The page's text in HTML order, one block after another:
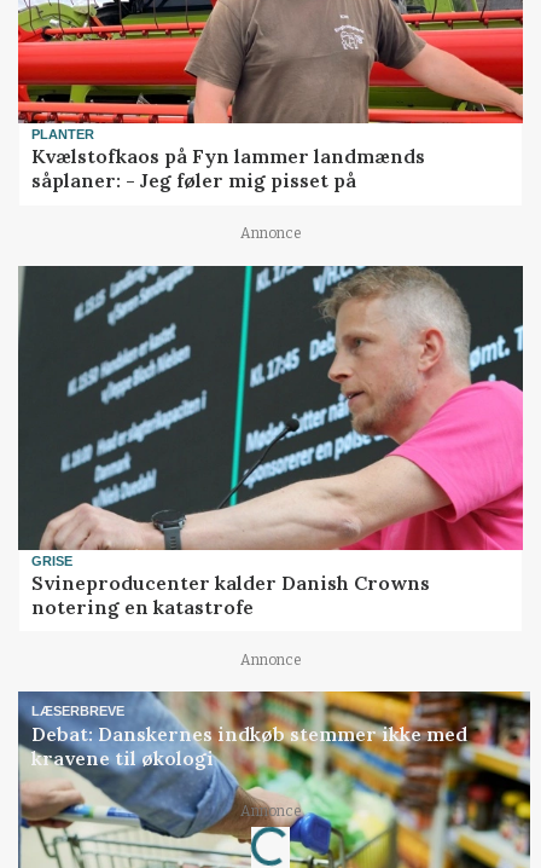
PLANTER
Kvælstofkaos på Fyn lammer landmænds
såplaner: - Jeg føler mig pisset på
Annonce
GRISE
Svineproducenter kalder Danish Crowns
notering en katastrofe
Annonce
LÆSERBREVE
Debat: Danskernes indkøb stemmer ikke med
kravene til økologi
Annonce
Loading...